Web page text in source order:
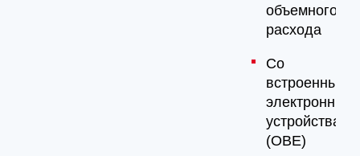
объемного
расхода
Со
встроенными
устройствами
(OBE)